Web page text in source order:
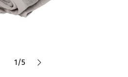
1/5